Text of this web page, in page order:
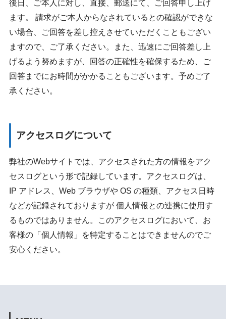
後日、ご本人に対し、直接、郵送にて、ご回答申し上げ
ます。 請求がご本人からなされているとの確認ができな
い場合、ご回答を差し控えさせていただくこともござい
ますので、ご了承ください。また、迅速にご回答差し上
げるよう努めますが、回答の正確性を確保するため、ご
回答までにお時間がかかることもございます。予めご了
承ください。
アクセスログについて
弊社のWebサイトでは、アクセスされた方の情報をアク
セスログという形で記録しています。アクセスログは、
IP アドレス、Web ブラウザや OS の種類、アクセス日時
などが記録されておりますが 個人情報との連携に使用す
るものではありません。このアクセスログにおいて、お
客様の「個人情報」を特定することはできませんのでご
安心ください。